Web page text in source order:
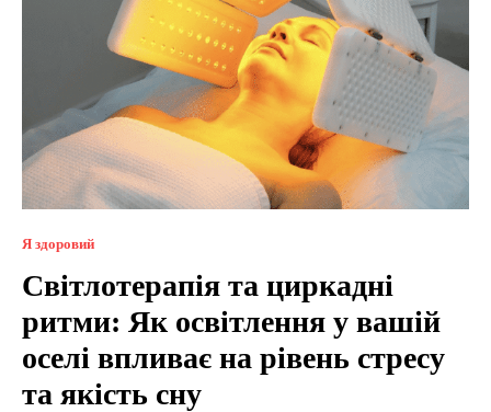
Я здоровий
Світлотерапія та циркадні
ритми: Як освітлення у вашій
оселі впливає на рівень стресу
та якість сну